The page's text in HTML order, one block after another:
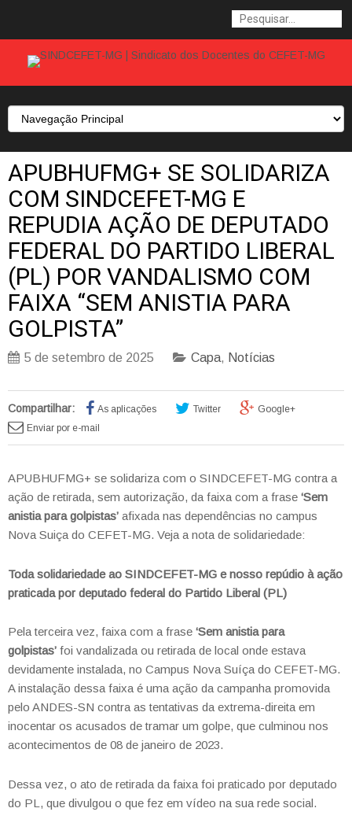
APUBHUFMG+ SE SOLIDARIZA
COM SINDCEFET-MG E
REPUDIA AÇÃO DE DEPUTADO
FEDERAL DO PARTIDO LIBERAL
(PL) POR VANDALISMO COM
FAIXA “SEM ANISTIA PARA
GOLPISTA”
5 de setembro de 2025 Capa, Notícias
Compartilhar: As aplicações Twitter
Google+
Enviar por e-mail
APUBHUFMG+ se solidariza com o SINDCEFET-MG contra a
ação de retirada, sem autorização, da faixa com a frase ‘Sem
anistia para golpistas’ afixada nas dependências no campus
Nova Suiça do CEFET-MG. Veja a nota de solidariedade:
Toda solidariedade ao SINDCEFET-MG e nosso repúdio à ação
praticada por deputado federal do Partido Liberal (PL)
Pela terceira vez, faixa com a frase ‘Sem anistia para
golpistas’ foi vandalizada ou retirada de local onde estava
devidamente instalada, no Campus Nova Suíça do CEFET-MG.
A instalação dessa faixa é uma ação da campanha promovida
pelo ANDES-SN contra as tentativas da extrema-direita em
inocentar os acusados de tramar um golpe, que culminou nos
acontecimentos de 08 de janeiro de 2023.
Dessa vez, o ato de retirada da faixa foi praticado por deputado
do PL, que divulgou o que fez em vídeo na sua rede social.